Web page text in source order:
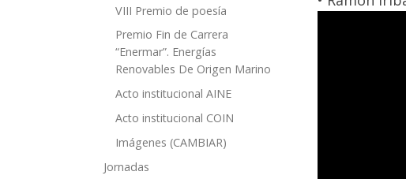
VIII Premio de poesía
Premio Fin de Carrera
“Enermar”. Energías
Renovables De Origen Marino
Acto institucional AINE
Acto institucional COIN
Imágenes (CAMBIAR)
Jornadas